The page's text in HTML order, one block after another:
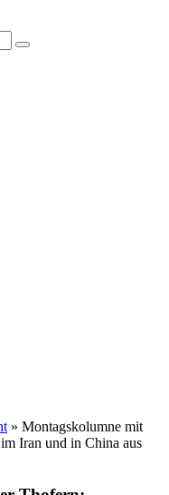
» Montagskolumne mit
Iran und in China aus